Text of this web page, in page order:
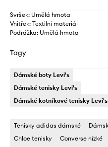
Svršek: Umělá hmota
Vnitřek: Textilní materiál
Podrážka: Umělá hmota
Tagy
Dámské boty Levi's
Dámské tenisky Levi's
Dámské kotníkové tenisky Levi's
Tenisky adidas dámské
Chloe tenisky
Converse nízké